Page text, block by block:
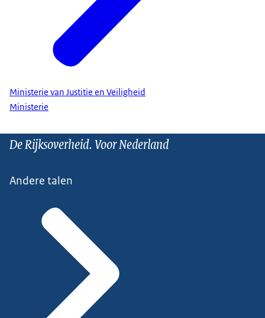
Ministerie van Justitie en Veiligheid
Ministerie
De Rijksoverheid. Voor Nederland
Andere talen